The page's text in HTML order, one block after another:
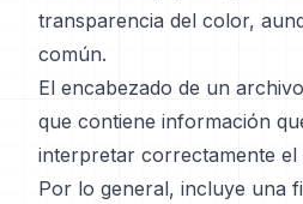
transparencia del color,
común.
El encabezado de un
que contiene información
interpretar correctamente el
Por lo general, incluye una